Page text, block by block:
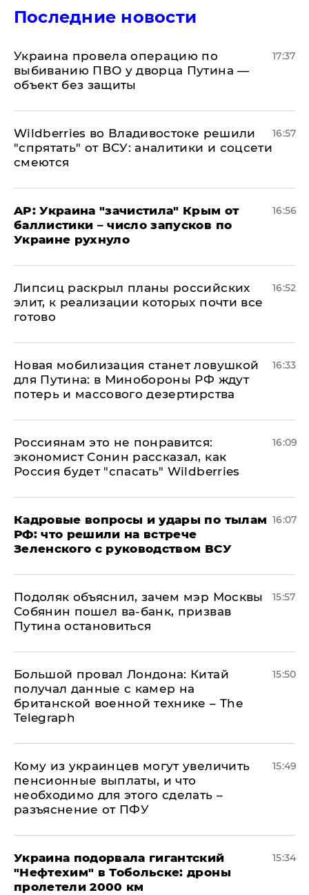
Последние новости
Украина провела операцию по
выбиванию ПВО у дворца Путина —
объект без защиты
17:37
Wildberries во Владивостоке решили
"спрятать" от ВСУ: аналитики и соцсети
смеются
16:57
AP: Украина "зачистила" Крым от
баллистики – число запусков по
Украине рухнуло
16:56
Липсиц раскрыл планы российских
элит, к реализации которых почти все
готово
16:52
​Новая мобилизация станет ловушкой
для Путина: в Минобороны РФ ждут
потерь и массового дезертирства
16:33
Россиянам это не понравится:
экономист Сонин рассказал, как
Россия будет "спасать" Wildberries
16:09
Кадровые вопросы и удары по тылам
РФ: что решили на встрече
Зеленского с руководством ВСУ
16:07
Подоляк объяснил, зачем мэр Москвы
Собянин пошел ва-банк, призвав
Путина остановиться
15:57
Большой провал Лондона: Китай
получал данные с камер на
британской военной технике – The
Telegraph
15:50
Кому из украинцев могут увеличить
пенсионные выплаты, и что
необходимо для этого сделать –
разъяснение от ПФУ
15:49
Украина подорвала гигантский
"Нефтехим" в Тобольске: дроны
пролетели 2000 км
15:34